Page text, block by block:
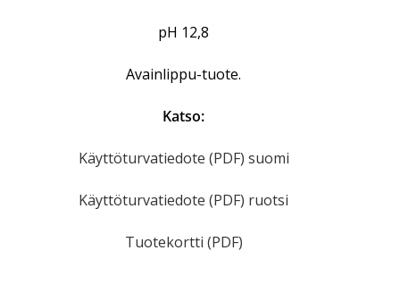
pH 12,8
Avainlippu-tuote.
Katso:
Käyttöturvatiedote (PDF) suomi
Käyttöturvatiedote (PDF) ruotsi
Tuotekortti (PDF)